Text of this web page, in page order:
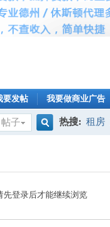
要发帖 我要做商业广告
帖子
索
热搜: 租房
先登录后才能继续浏览